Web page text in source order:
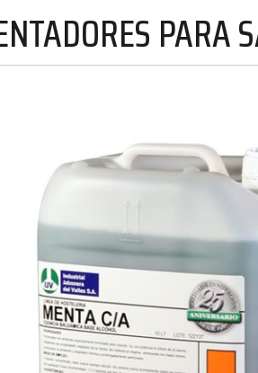
PARA